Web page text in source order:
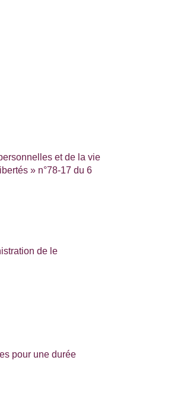
et de la vie
» n°78-17 du 6
de le
pour une durée